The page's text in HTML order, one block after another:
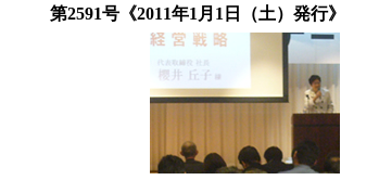
第2591号《2011年1月1日（土）発行》